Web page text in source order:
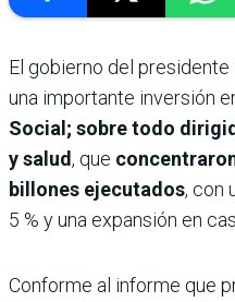
El gobierno del
una importante inversión
Social; sobre todo
y salud, que
billones ejecutados, con
5 % y una expansión en
Conforme al informe que